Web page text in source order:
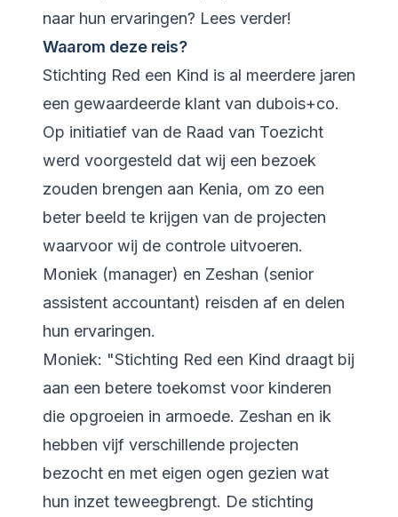
naar hun ervaringen? Lees verder!
Waarom deze reis?
Stichting Red een Kind is al meerdere jaren
een gewaardeerde klant van dubois+co.
Op initiatief van de Raad van Toezicht
werd voorgesteld dat wij een bezoek
zouden brengen aan Kenia, om zo een
beter beeld te krijgen van de projecten
waarvoor wij de controle uitvoeren.
Moniek (manager) en Zeshan (senior
assistent accountant) reisden af en delen
hun ervaringen.
Moniek: "Stichting Red een Kind draagt bij
aan een betere toekomst voor kinderen
die opgroeien in armoede. Zeshan en ik
hebben vijf verschillende projecten
bezocht en met eigen ogen gezien wat
hun inzet teweegbrengt. De stichting